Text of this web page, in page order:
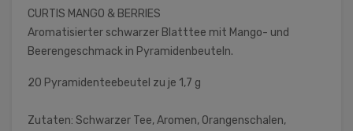
CURTIS MANGO & BERRIES
Aromatisierter schwarzer Blatttee mit Mango- und
Beerengeschmack in Pyramidenbeuteln.
20 Pyramidenteebeutel zu je 1,7 g
Zutaten: Schwarzer Tee, Aromen, Orangenschalen,